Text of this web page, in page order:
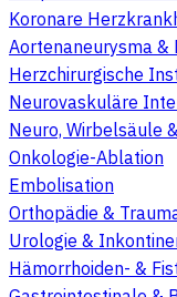
Koronare
Aortenaneurysma
Herzchirurgische
Neurovaskuläre
Neuro, Wirbelsäule
Onkologie-Ablation
Embolisation
Orthopädie &
Urologie &
Hämorrhoiden- &